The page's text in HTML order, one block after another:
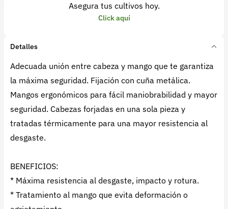
Asegura tus cultivos hoy.
Click aquí
Detalles
Adecuada unión entre cabeza y mango que te garantiza
la máxima seguridad. Fijación con cuña metálica.
Mangos ergonómicos para fácil maniobrabilidad y mayor
seguridad. Cabezas forjadas en una sola pieza y
tratadas térmicamente para una mayor resistencia al
desgaste.
BENEFICIOS:
* Máxima resistencia al desgaste, impacto y rotura.
* Tratamiento al mango que evita deformación o